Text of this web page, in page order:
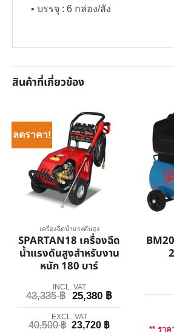
• บรรจุ : 6 กล่อง/ลัง
สินค้าที่เกี่ยวข้อง
ลดราคา!
เครื่องฉีดน้ำแรงดันสูง
SPARTAN18 เครื่องฉีด
น้ำแรงดันสูงสำหรับงาน
หนัก 180 บาร์
INCL. VAT
43,335฿ 25,380 ฿
EXCL. VAT
40,500฿ 23,720 ฿
** ราค